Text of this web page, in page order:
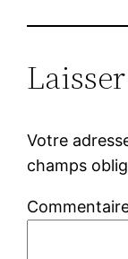
Votre
champs